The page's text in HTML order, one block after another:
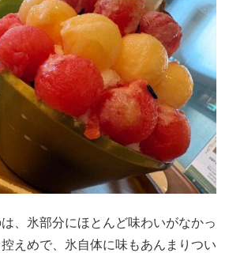
、氷部分にほとんど味わいがなかっ
えめで、氷自体に味もあんまりつい